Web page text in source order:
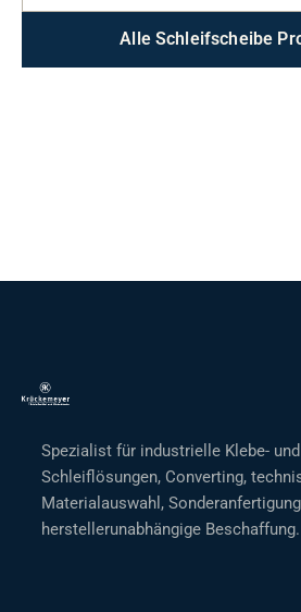
Alle Schleifscheibe
Spezialist für industrielle Klebe- und
Schleiflösungen, Converting,
Materialauswahl,
herstellerunabhängige Beschaffung.